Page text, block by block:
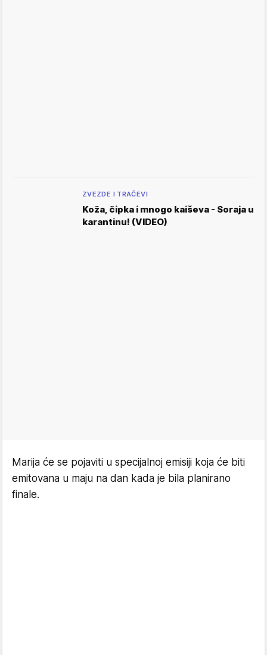
ZVEZDE I TRAČEVI
Koža, čipka i mnogo kaiševa - Soraja u
karantinu! (VIDEO)
Marija će se pojaviti u specijalnoj emisiji koja će biti
emitovana u maju na dan kada je bila planirano
finale.